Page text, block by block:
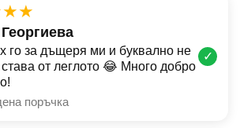
го за дъщеря ми и буквално не
става от леглото 😂 Много добро
поръчка
✓